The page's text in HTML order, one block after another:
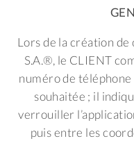
Lors de la création
S.A.®, le CLIENT
numéro de téléphone
souhaitée ; il
verrouiller
puis entre les